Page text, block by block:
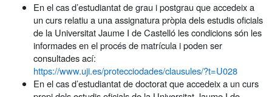
En el cas d’estudiantat de grau i postgrau que accedeix a
un curs relatiu a una assignatura pròpia dels estudis oficials
de la Universitat Jaume I de Castelló les condicions són les
informades en el procés de matrícula i poden ser
consultades ací:
https://www.uji.es/protecciodades/clausules/?t=U028
En el cas d’estudiantat de doctorat que accedeix a un curs